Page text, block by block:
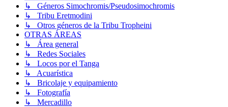
↳ Géneros Simochromis/Pseudosimochromis
↳ Tribu Eretmodini
↳ Otros géneros de la Tribu Tropheini
OTRAS ÁREAS
↳ Área general
↳ Redes Sociales
↳ Locos por el Tanga
↳ Acuarística
↳ Bricolaje y equipamiento
↳ Fotografía
↳ Mercadillo